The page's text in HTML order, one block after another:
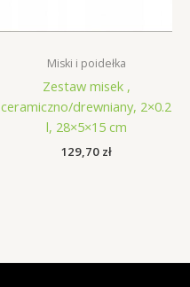
Miski i poidełka
Zestaw misek ,
ceramiczno/drewniany, 2×0.2
l, 28×5×15 cm
129,70 zł